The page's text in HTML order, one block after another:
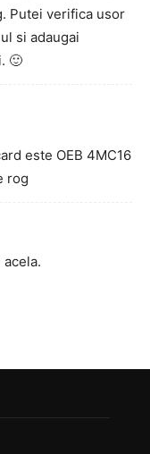
Putei verifica usor
si adaugai
🙂
este OEB 4MC16
rog